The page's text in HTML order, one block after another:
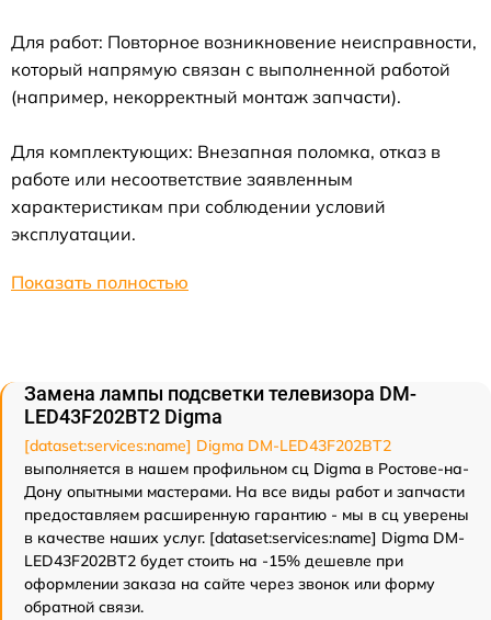
Для работ: Повторное возникновение неисправности,
который напрямую связан с выполненной работой
(например, некорректный монтаж запчасти).
Для комплектующих: Внезапная поломка, отказ в
работе или несоответствие заявленным
характеристикам при соблюдении условий
эксплуатации.
Показать полностью
Замена лампы подсветки телевизора DM-
LED43F202BT2 Digma
[dataset:services:name] Digma DM-LED43F202BT2
выполняется в нашем профильном сц Digma в Ростове-на-
Дону опытными мастерами. На все виды работ и запчасти
предоставляем расширенную гарантию - мы в сц уверены
в качестве наших услуг. [dataset:services:name] Digma DM-
LED43F202BT2 будет стоить на -15% дешевле при
оформлении заказа на сайте через звонок или форму
обратной связи.